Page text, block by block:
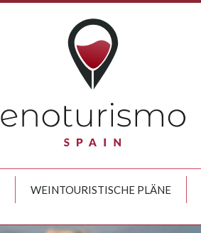
WEINTOURISTISCHE PLÄNE